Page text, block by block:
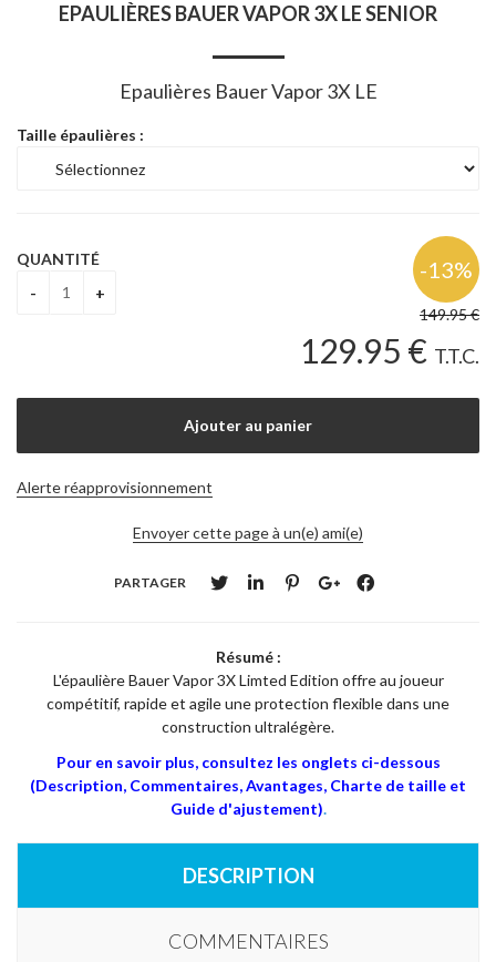
EPAULIÈRES BAUER VAPOR 3X LE SENIOR
Epaulières Bauer Vapor 3X LE
Taille épaulières :
149.95€
129.95 € T.T.C.
QUANTITÉ
Alerte réapprovisionnement
Envoyer cette page à un(e) ami(e)
PARTAGER
Résumé :
L'épaulière Bauer Vapor 3X Limted Edition offre au joueur
compétitif, rapide et agile une protection flexible dans une
construction ultralégère.
Pour en savoir plus, consultez les onglets ci-dessous
(Description, Commentaires, Avantages, Charte de taille et
Guide d'ajustement).
DESCRIPTION
COMMENTAIRES